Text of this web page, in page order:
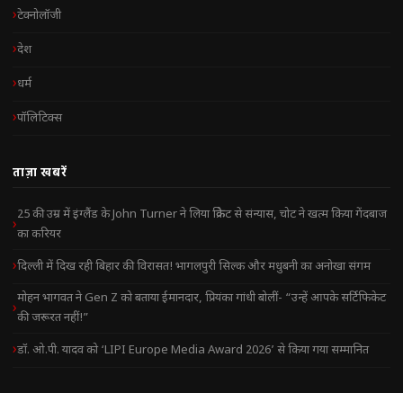
टेक्नोलॉजी
देश
धर्म
पॉलिटिक्स
ताज़ा खबरें
25 की उम्र में इंग्लैंड के John Turner ने लिया क्रिकेट से संन्यास, चोट ने खत्म किया गेंदबाज
का करियर
दिल्ली में दिख रही बिहार की विरासत! भागलपुरी सिल्क और मधुबनी का अनोखा संगम
मोहन भागवत ने Gen Z को बताया ईमानदार, प्रियंका गांधी बोलीं- “उन्हें आपके सर्टिफिकेट
की जरूरत नहीं!”
डॉ. ओ.पी. यादव को ‘LIPI Europe Media Award 2026’ से किया गया सम्मानित